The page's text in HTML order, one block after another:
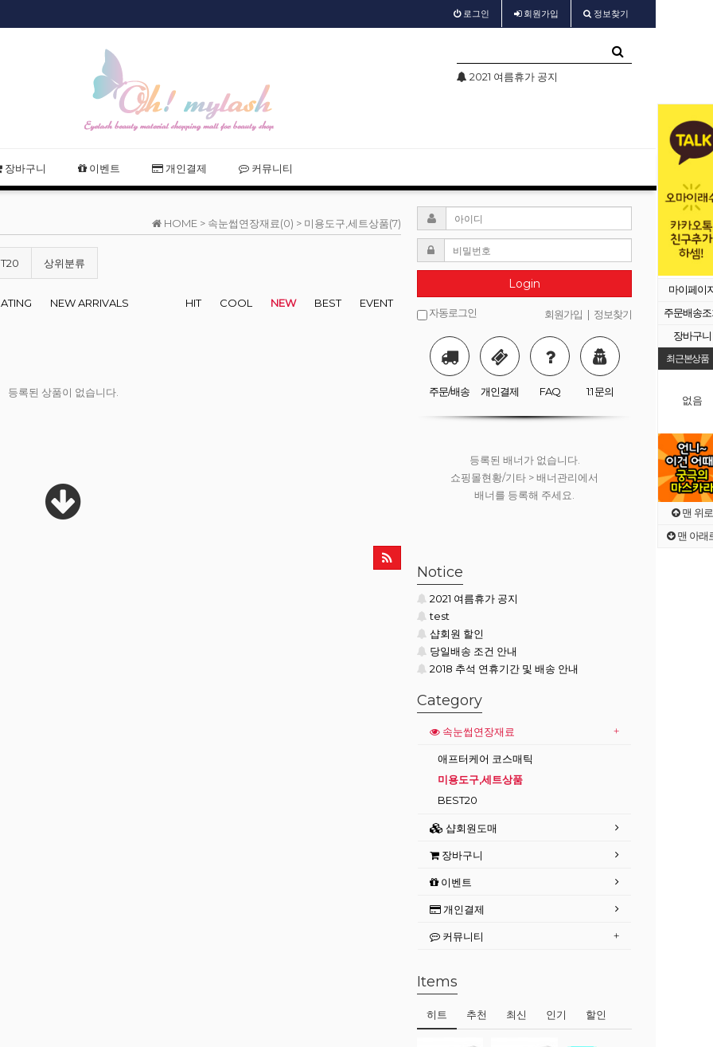
마이페이
주문배송
장바구니
최근본상품
없음
맨 위로
맨 아래
로그인 회원가입 정보찾기
2021 여름휴가 공지
장바구니 이벤트 개인결제 커뮤니티
HOME > 속눈썹연장재료(0) > 미용도구,세트상품(7)
상위분류
NEW ARRIVALS HIT COOL NEW BEST EVENT
등록된 상품이 없습니다.
Login
자동로그인 회원가입 | 정보찾기
주문/배송 개인결제 FAQ 1:1 문의
등록된 배너가 없습니다.
쇼핑몰현황/기타 > 배너관리에서
배너를 등록해 주세요.
등록된 배너가 없습니다.
쇼핑몰현황/기타 > 배너관리에서
배너를 등록해 주세요.
쇼핑몰현황/기타 > 배너관리에서
배너를 등록해 주세요.
Notice
2021 여름휴가 공지
test
샵회원 할인
당일배송 조건 안내
2018 추석 연휴기간 및 배송 안내
Category
속눈썹연장재료
애프터케어 코스매틱
미용도구,세트상품
BEST20
샵회원도매
장바구니
이벤트
개인결제
커뮤니티
Items
히트 추천 최신 인기 할인